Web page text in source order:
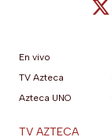
En vivo
TV Azteca
Azteca UNO
TV AZTECA